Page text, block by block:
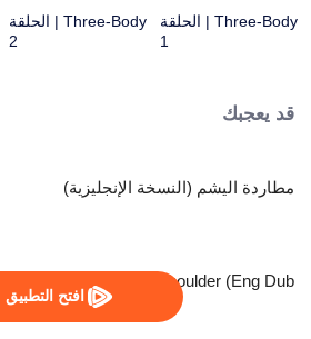
افتح التطبيق
Three-Body | الحلقة
1
Three-Body | الحلقة
2
قد يعجبك
مطاردة اليشم (النسخة الإنجليزية)
Put Your Head On My Shoulder (Eng Dub)